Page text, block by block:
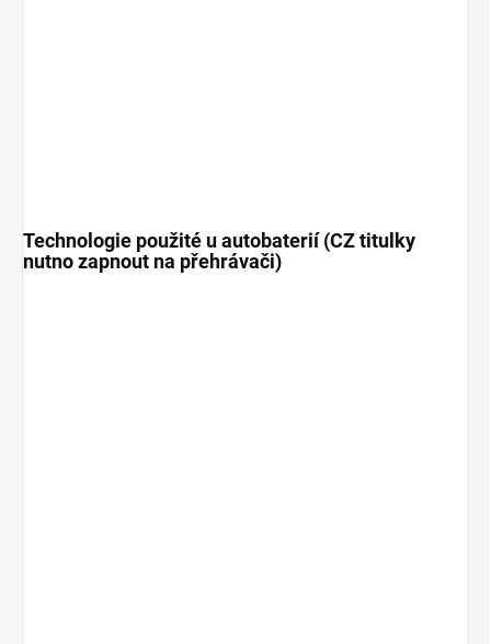
Technologie použité u autobaterií (CZ titulky
nutno zapnout na přehrávači)